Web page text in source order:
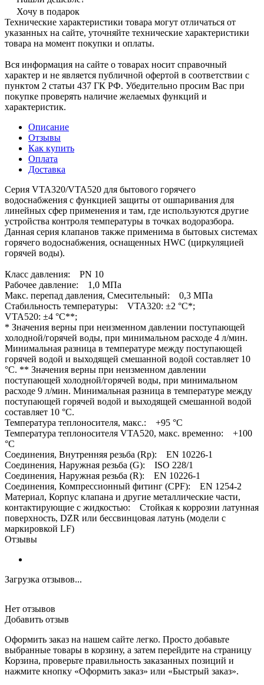
Хочу в подарок
Технические характеристики товара могут отличаться от
указанных на сайте, уточняйте технические характеристики
товара на момент покупки и оплаты.
Вся информация на сайте о товарах носит справочный
характер и не является публичной офертой в соответствии с
пунктом 2 статьи 437 ГК РФ. Убедительно просим Вас при
покупке проверять наличие желаемых функций и
характеристик.
Описание
Отзывы
Как купить
Оплата
Доставка
Серия VTA320/VTA520 для бытового горячего
водоснабжения с функцией защиты от ошпаривания для
линейных сфер применения и там, где используются другие
устройства контроля температуры в точках водоразбора.
Данная серия клапанов также применима в бытовых системах
горячего водоснабжения, оснащенных HWC (циркуляцией
горячей воды).
Класс давления: PN 10
Рабочее давление: 1,0 МПа
Макс. перепад давления, Смесительный: 0,3 МПа
Стабильность температуры: VTA320: ±2 °C*;
VTA520: ±4 °C**;
* Значения верны при неизменном давлении поступающей
холодной/горячей воды, при минимальном расходе 4 л/мин.
Минимальная разница в температуре между поступающей
горячей водой и выходящей смешанной водой составляет 10
°C. ** Значения верны при неизменном давлении
поступающей холодной/горячей воды, при минимальном
расходе 9 л/мин. Минимальная разница в температуре между
поступающей горячей водой и выходящей смешанной водой
составляет 10 °C.
Температура теплоносителя, макс.: +95 °C
Температура теплоносителя VTA520, макс. временно: +100
°C
Соединения, Внутренняя резьба (Rp): EN 10226-1
Соединения, Наружная резьба (G): ISO 228/1
Соединения, Наружная резьба (R): EN 10226-1
Соединения, Компрессионный фитинг (CPF): EN 1254-2
Материал, Корпус клапана и другие металлические части,
контактирующие с жидкостью: Стойкая к коррозии латунная
поверхность, DZR или бессвинцовая латунь (модели с
маркировкой LF)
Отзывы
Загрузка отзывов...
Нет отзывов
Добавить отзыв
Оформить заказ на нашем сайте легко. Просто добавьте
выбранные товары в корзину, а затем перейдите на страницу
Корзина, проверьте правильность заказанных позиций и
нажмите кнопку «Оформить заказ» или «Быстрый заказ».